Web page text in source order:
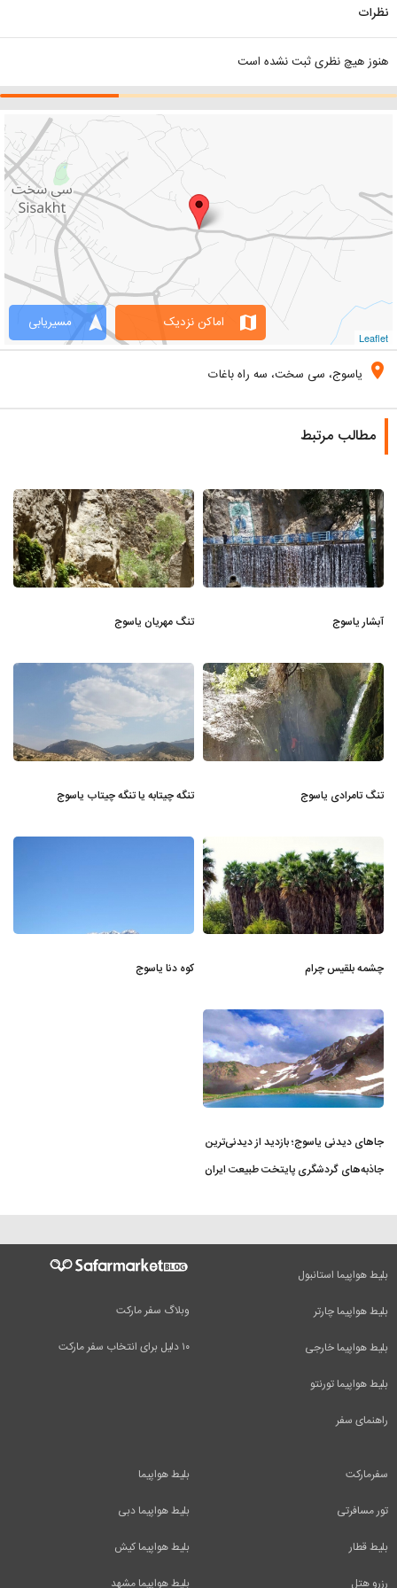
نظرات
هنوز هیچ نظری ثبت نشده است
Leaflet
navigation مسیریابی map اماکن نزدیک
location_on یاسوج، سی سخت، سه راه باغات
مطالب مرتبط
آبشار یاسوج تنگ مهریان یاسوج
تنگ تامرادی یاسوج تنگه چیتابه یا تنگه چیتاب یاسوج
چشمه بلقیس چرام کوه دنا یاسوج
جاهای دیدنی یاسوج؛ بازدید از دیدنی‌ترین
جاذبه‌های گردشگری پایتخت طبیعت ایران
وبلاگ سفر مارکت
۱۰ دلیل برای انتخاب سفر مارکت
بلیط هواپیما استانبول
بلیط هواپیما چارتر
بلیط هواپیما خارجی
بلیط هواپیما تورنتو
راهنمای سفر
بلیط هواپیما
بلیط هواپیما دبی
بلیط هواپیما کیش
بلیط هواپیما مشهد
سفرمارکت
تور مسافرتی
بلیط قطار
رزرو هتل